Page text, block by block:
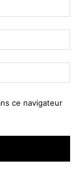
:*
:*
:
ce navigateur